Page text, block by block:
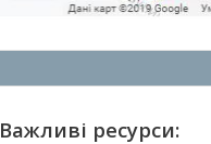
Важливі ресурси: